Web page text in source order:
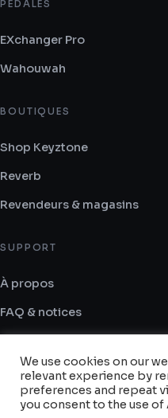
PÉDALES
EXchanger Pro
Wahouwah
BOUTIQUES
Shop Keyztone
Reverb
Revendeurs & magasins
SUPPORT
À propos
FAQ & notices
CGV
We use cookies on our
relevant experience by
preferences and repeat
you consent to the use of